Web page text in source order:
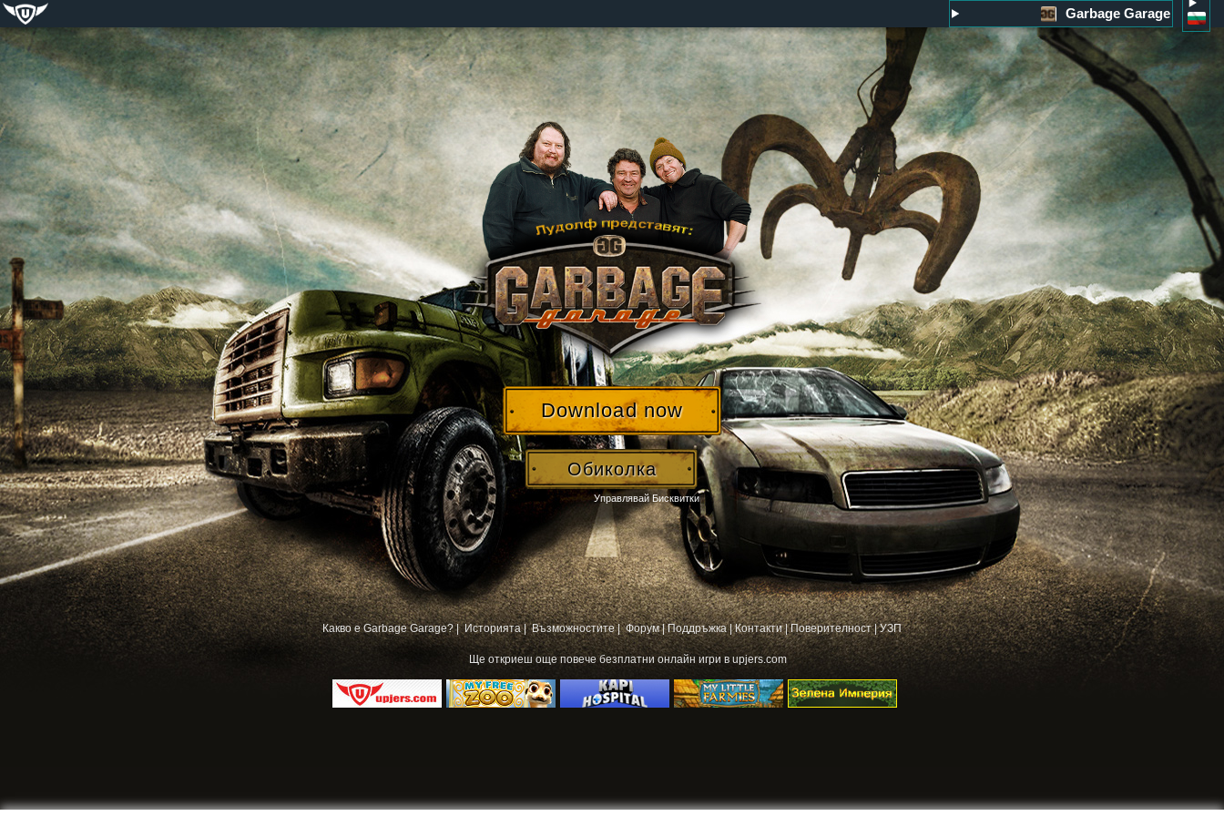
Garbage Garage
Download now
Обиколка
Какво е Garbage Garage? | Историята | Възможностите | Форум|Поддръжка|Контакти|Поверителност|УЗП
Ще откриеш още повечебезплатни онлайн игри в upjers.com
Управлявай Бисквитки